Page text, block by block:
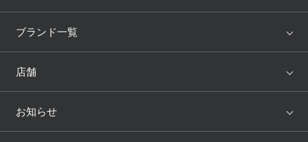
アイテム
トピックス
ブランド一覧
WACOAL
AMPHI une nana cool
店舗
店舗を探す
お知らせ